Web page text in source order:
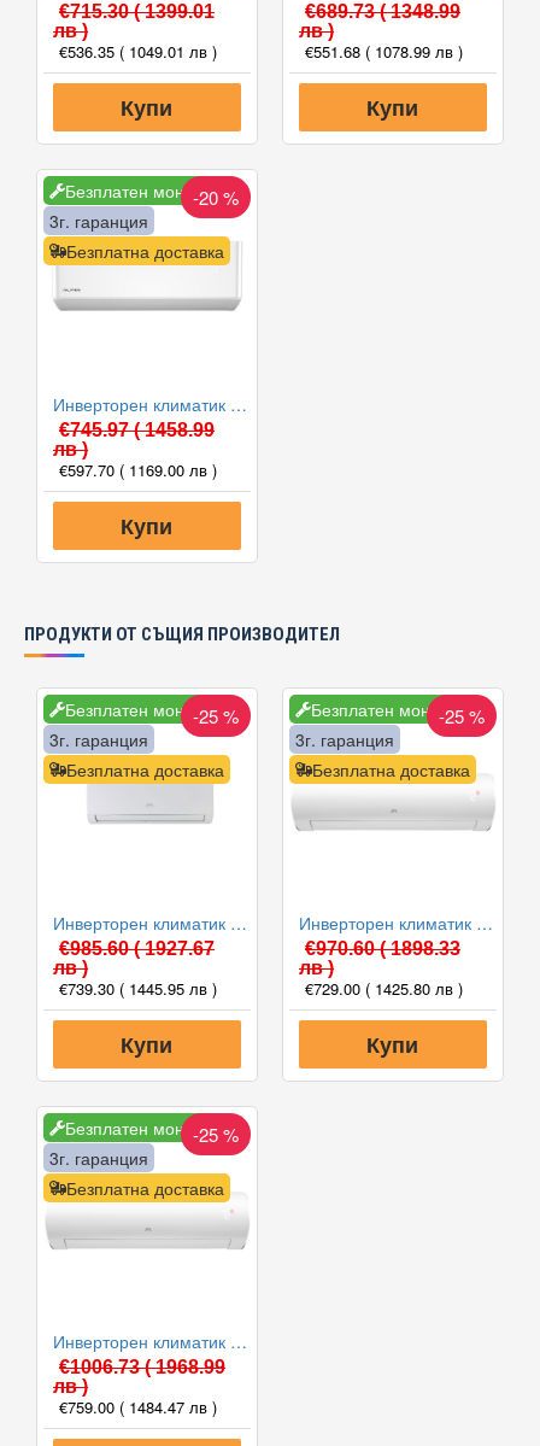
€715.30( 1399.01
лв )
€536.35 ( 1049.01 лв )
Купи
€689.73( 1348.99
лв )
€551.68 ( 1078.99 лв )
Купи
Безплатен монтаж
Безплатна доставка
3г. гаранция
-20 %
Инверторен климатик Alpin ASW-35PTT Pro, WIFI, 12000 BTU, Клас А++
€745.97( 1458.99
лв )
€597.70 ( 1169.00 лв )
Купи
ПРОДУКТИ ОТ СЪЩИЯ ПРОИЗВОДИТЕЛ
Безплатен монтаж
Безплатна доставка
3г. гаранция
-25 %
Инверторен климатик Cooper and Hunter CH-S09FTXLA2/I-NG / CH-S09FTXLA2/O-NG Arctic 2 WiFi, 9000 BTU, Клас A++
€985.60( 1927.67
лв )
€739.30 ( 1445.95 лв )
Купи
Безплатен монтаж
Безплатна доставка
3г. гаранция
-25 %
Инверторен климатик Cooper and Hunter CH-S09FTXD2-WP DAYTONA, 9000 BTU, Клас A++
€970.60( 1898.33
лв )
€729.00 ( 1425.80 лв )
Купи
Безплатен монтаж
Безплатна доставка
3г. гаранция
-25 %
Инверторен климатик Cooper and Hunter CH-S12FTXD2-WP DAYTONA, 12000 BTU, Клас A++
€1006.73( 1968.99
лв )
€759.00 ( 1484.47 лв )